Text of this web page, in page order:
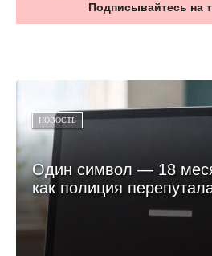
Подписывайтесь на
НОВОСТЬ
Один символ — 18
как полиция